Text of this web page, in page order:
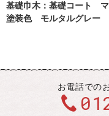
基礎巾木：基礎コート
塗装色 モルタルグレー
お電話での